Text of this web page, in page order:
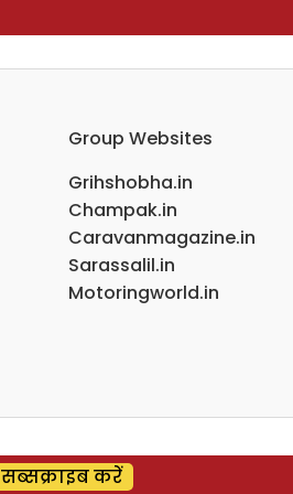
Group Websites
Grihshobha.in
Champak.in
Caravanmagazine.in
Sarassalil.in
Motoringworld.in
सब्सक्राइब करें